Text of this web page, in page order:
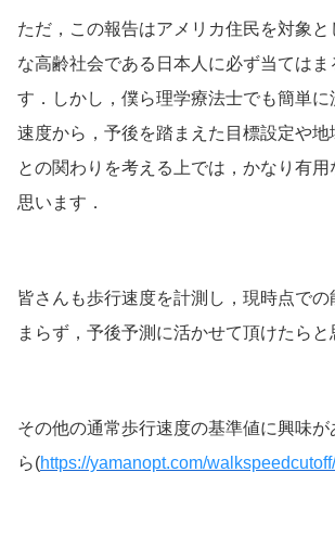
ただ，この報告はアメリカ住民を対象
な高齢社会である日本人に必ず当ては
す．しかし，僕ら理学療法士でも簡単
速度から，予後を踏まえた目標設定や
との関わりを考える上では，かなり有用
思います．
皆さんも歩行速度を計測し，現時点での
まらず，予後予測に活かせて頂けたらと
その他の通常歩行速度の基準値に興味が
ら(https://yamanopt.com/walkspeedcutoff/